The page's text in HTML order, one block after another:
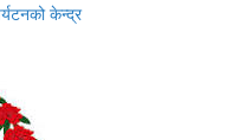
केन्द्र